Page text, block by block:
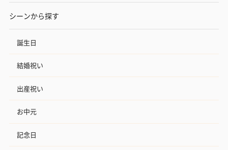
シーンから探す
誕生日
結婚祝い
出産祝い
お中元
記念日